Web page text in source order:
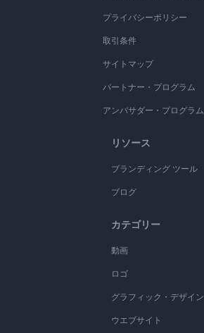
プライバシーポリシー
取引条件
サイトマップ
パートナー・プログラム
アンバサダー・プログラム
リソース
ブランディング ツール
ブログ
カテゴリー
動画
ロゴ
グラフィック・デザイン
ウエブサイト